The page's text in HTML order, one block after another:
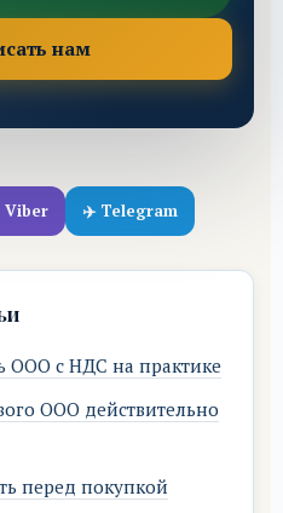
нам
Viber ✈️ Telegram
ООО с НДС на практике
ООО действительно
перед покупкой